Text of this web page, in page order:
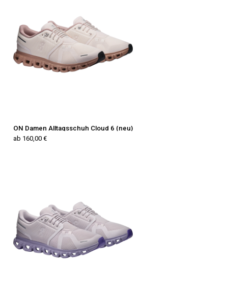
ON Damen Alltagsschuh Cloud 6 (neu)
ab 160,00 €